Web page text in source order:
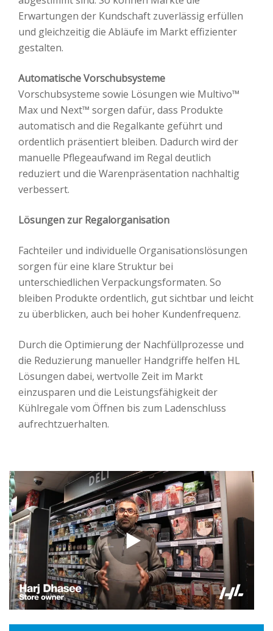
Erwartungen der Kundschaft zuverlässig erfüllen
und gleichzeitig die Abläufe im Markt effizienter
gestalten.
Automatische Vorschubsysteme
Vorschubsysteme sowie Lösungen wie Multivo™
Max und Next™ sorgen dafür, dass Produkte
automatisch and die Regalkante geführt und
ordentlich präsentiert bleiben. Dadurch wird der
manuelle Pflegeaufwand im Regal deutlich
reduziert und die Warenpräsentation nachhaltig
verbessert.
Lösungen zur Regalorganisation
Fachteiler und individuelle Organisationslösungen
sorgen für eine klare Struktur bei
unterschiedlichen Verpackungsformaten. So
bleiben Produkte ordentlich, gut sichtbar und leicht
zu überblicken, auch bei hoher Kundenfrequenz.
Durch die Optimierung der Nachfüllprozesse und
die Reduzierung manueller Handgriffe helfen HL
Lösungen dabei, wertvolle Zeit im Markt
einzusparen und die Leistungsfähigkeit der
Kühlregale vom Öffnen bis zum Ladenschluss
aufrechtzuerhalten.